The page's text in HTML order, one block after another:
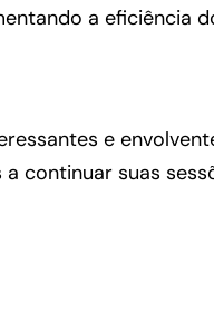
a eficiência
e
continuar suas